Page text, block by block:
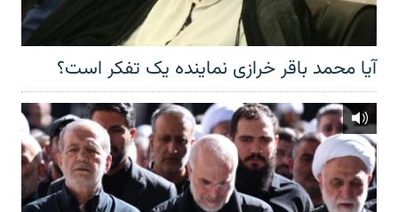
آیا محمد باقر خرازی نماینده یک تفکر است؟